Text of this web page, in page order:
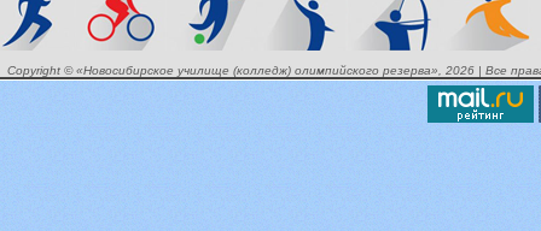
Copyright © «Новосибирское училище (колледж) олимпийского резерва», 2026 | Все